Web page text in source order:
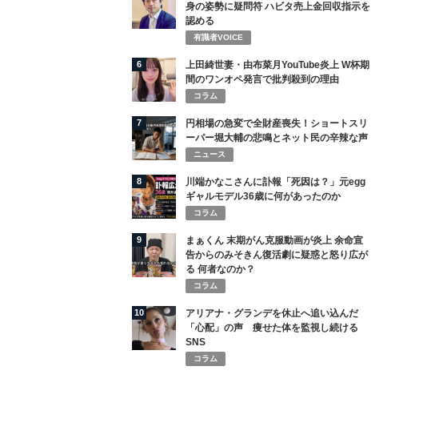
身の姿勢に疑問符 ハビタ売上金回収指示を
認める
有識者VOICE
6
上田綺世妻・由布菜月YouTube炎上 W杯期
間のワンオペ発言で批判殺到の理由
コラム
7
円相場の急変で全財産喪失！ショートスリ
ーパー堀大輔の悲鳴とネット民の辛辣な声
ニュース
8
川端かなこさんに訃報「死因は？」元egg
ギャルモデル36歳に何があったのか
コラム
9
まぁくん 末期がん克服動画が炎上 余命宣
告からのみそきん復活劇に疑惑と怒り広が
る 何者なのか？
コラム
10
アリアナ・グランデを休止へ追い込んだ
「心配」の声 痩せた体を監視し続ける
SNS
コラム